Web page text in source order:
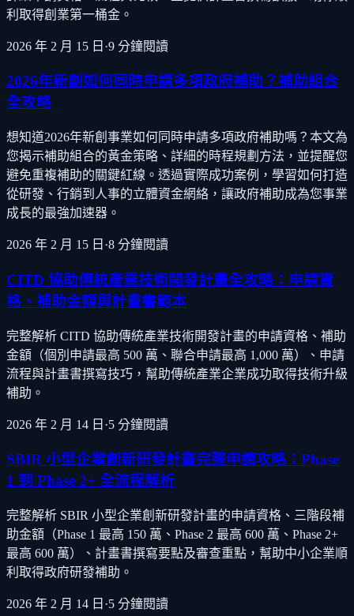
利取得創業第一桶金。
2026 年 2 月 15 日 ·9 分鐘閱讀
2026年新創如何同時申請多項政府補助？補助組合
全攻略
想知道2026年新創事業如何同時申請多項政府補助嗎？本文為
您揭示補助組合的黃金策略、詳細的時程規劃方法，並提醒您
避免重複補助的關鍵紅線。透過實際成功案例，學習如何打造
從研發、行銷到人事的立體資金網絡，讓政府補助成為您事業
成長的最強加速器。
2026 年 2 月 15 日 ·8 分鐘閱讀
CITD 協助傳統產業技術開發計畫全攻略：申請資
格、補助金額與計畫書範本
完整解析 CITD 協助傳統產業技術開發計畫的申請資格、補助
金額（個別申請最高 500 萬、聯合申請最高 1,000 萬）、申請
流程與計畫書撰寫技巧，幫助傳統產業企業成功取得技術升級
補助。
2026 年 2 月 14 日 ·5 分鐘閱讀
SBIR 小型企業創新研發計畫完整申請攻略：Phase
1 到 Phase 2+ 全流程解析
完整解析 SBIR 小型企業創新研發計畫的申請資格、三階段補
助金額（Phase 1 最高 150 萬、Phase 2 最高 600 萬、Phase 2+
最高 600 萬）、計畫書撰寫要點及審查重點，幫助中小企業順
利取得政府研發補助。
2026 年 2 月 14 日 ·5 分鐘閱讀